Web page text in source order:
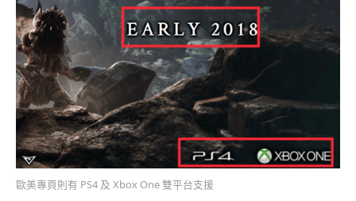
歐美專頁則有 PS4 及 Xbox One 雙平台支援